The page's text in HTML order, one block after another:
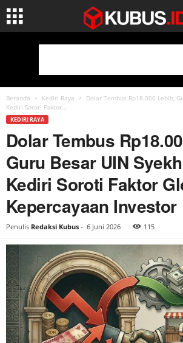
Beranda Kediri Raya
Dolar Tembus Rp18.000 Lebih,
Kediri Soroti Faktor...
KEDIRI RAYA
Dolar Tembus
Guru Besar UIN
Kediri Soroti Faktor
Kepercayaan Investor
Penulis Redaksi Kubus - 6 Juni 2026 115